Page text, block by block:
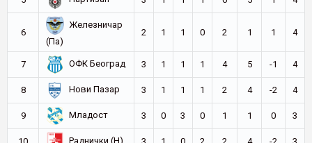
6
Железничар
(Па)
2 1 1 0 2 1 1 4
7 ОФК Београд 3 1 1 1 4 5 -1 4
8 Нови Пазар 3 1 1 1 2 4 -2 4
9 Младост 3 0 3 0 1 1 0 3
Раднички (Н)